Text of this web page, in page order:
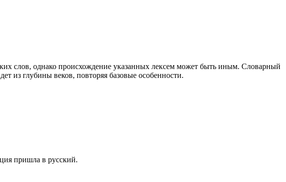
слов, однако происхождение указанных лексем может быть иным. Словарный
из глубины веков, повторяя базовые особенности.
пришла в русский.